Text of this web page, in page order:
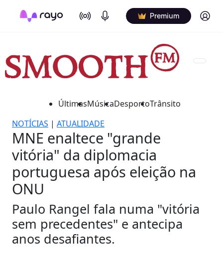
On Air Podcasts Premium Log in
ÚltimasMúsicaDesportoTrânsito
NOTÍCIAS | ATUALIDADE
MNE enaltece "grande
vitória" da diplomacia
portuguesa após eleição na
ONU
Paulo Rangel fala numa "vitória
sem precedentes" e antecipa
anos desafiantes.